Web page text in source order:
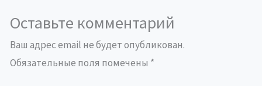
Оставьте комментарий
Ваш адрес email не будет опубликован.
Обязательные поля помечены *